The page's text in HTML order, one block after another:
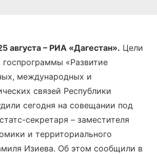
– РИА «Дагестан». Цели
госпрограммы «Развитие
международных и
связей Республики
сегодня на совещании под
секретаря – заместителя
и территориального
Изиева. Об этом сообщили в